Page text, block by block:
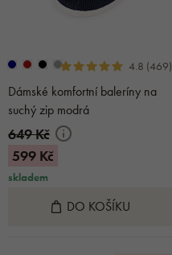
4.8 (469)
Dámské komfortní baleríny na
suchý zip modrá
649 Kč
599 Kč
skladem
DO KOŠÍKU